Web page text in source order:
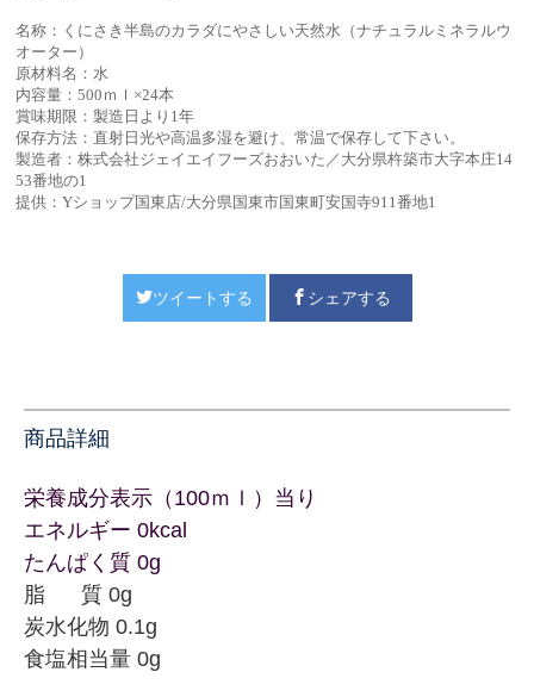
名称：くにさき半島のカラダにやさしい天然水（ナチュラルミネラルウ
オーター）
原材料名：水
内容量：500ｍｌ×24本
賞味期限：製造日より1年
保存方法：直射日光や高温多湿を避け、常温で保存して下さい。
製造者：株式会社ジェイエイフーズおおいた／大分県杵築市大字本庄14
53番地の1
提供：Yショップ国東店/大分県国東市国東町安国寺911番地1
ツイートする シェアする
商品詳細
栄養成分表示（100ｍｌ）当り
エネルギー 0kcal
たんぱく質 0g
脂 質 0g
炭水化物 0.1g
食塩相当量 0g